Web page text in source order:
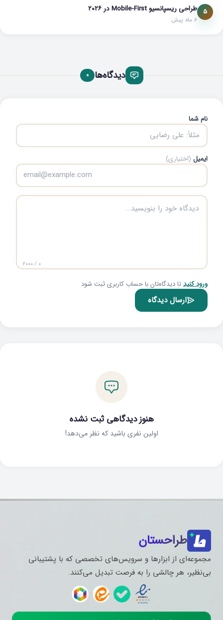
5 طراحی ریسپانسیو Mobile-First در ۲۰۲۶
6 ماه پیش
دیدگاه‌ها 0
نام شما
ایمیل (اختیاری)
۰ / ۲۰۰۰
ورود کنیدتا دیدگاه‌تان با حساب کاربری ثبت شود
ارسال دیدگاه
هنوز دیدگاهی ثبت نشده
اولین نفری باشید که نظر می‌دهد!
طراحستان
مجموعه‌ای از ابزارها و سرویس‌های تخصصی که با پشتیبانی
بی‌نظیر، هر چالشی را به فرصت تبدیل می‌کنند.